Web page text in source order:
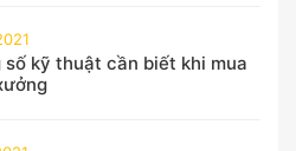
số kỹ thuật cần biết khi mua